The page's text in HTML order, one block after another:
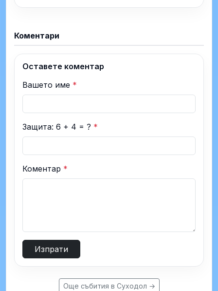
Коментари
Оставете коментар
Вашето име *
Защита: 6 + 4 = ? *
Коментар *
Изпрати
Още събития в Суходол →